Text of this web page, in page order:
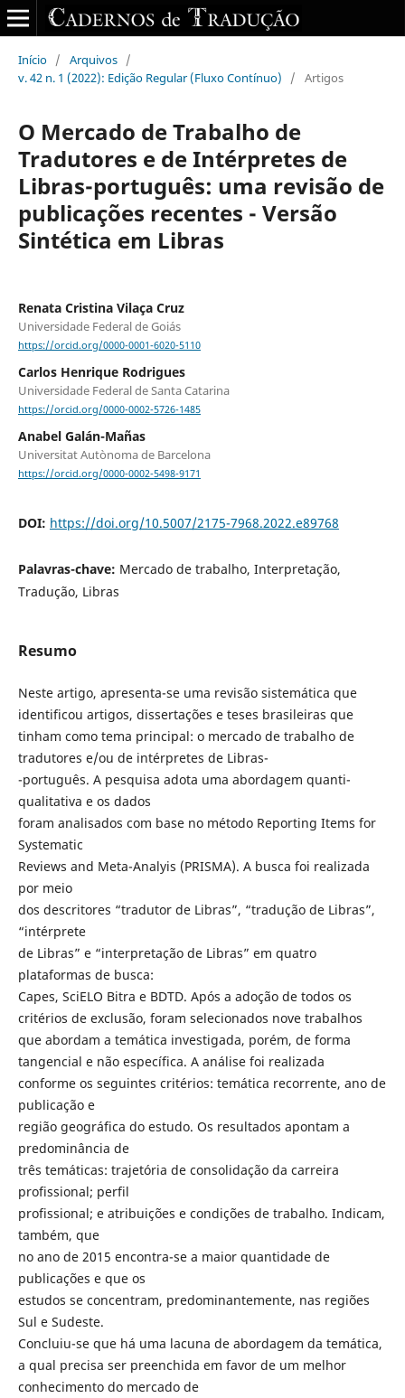
Início / Arquivos /
v. 42 n. 1 (2022): Edição Regular (Fluxo Contínuo)
/ Artigos
O Mercado de Trabalho de
Tradutores e de Intérpretes de
Libras-português: uma revisão de
publicações recentes - Versão
Sintética em Libras
Renata Cristina Vilaça Cruz
Universidade Federal de Goiás
https://orcid.org/0000-0001-6020-5110
Carlos Henrique Rodrigues
Universidade Federal de Santa Catarina
https://orcid.org/0000-0002-5726-1485
Anabel Galán-Mañas
Universitat Autònoma de Barcelona
https://orcid.org/0000-0002-5498-9171
DOI: https://doi.org/10.5007/2175-7968.2022.e89768
Palavras-chave: Mercado de trabalho, Interpretação,
Tradução, Libras
Resumo
Neste artigo, apresenta-se uma revisão sistemática que
identificou artigos, dissertações e teses brasileiras que
tinham como tema principal: o mercado de trabalho de
tradutores e/ou de intérpretes de Libras-
-português. A pesquisa adota uma abordagem quanti-
qualitativa e os dados
foram analisados com base no método Reporting Items for
Systematic
Reviews and Meta-Analyis (PRISMA). A busca foi realizada
por meio
dos descritores “tradutor de Libras”, “tradução de Libras”,
“intérprete
de Libras” e “interpretação de Libras” em quatro
plataformas de busca:
Capes, SciELO Bitra e BDTD. Após a adoção de todos os
critérios de exclusão, foram selecionados nove trabalhos
que abordam a temática investigada, porém, de forma
tangencial e não específica. A análise foi realizada
conforme os seguintes critérios: temática recorrente, ano de
publicação e
região geográfica do estudo. Os resultados apontam a
predominância de
três temáticas: trajetória de consolidação da carreira
profissional; perfil
profissional; e atribuições e condições de trabalho. Indicam,
também, que
no ano de 2015 encontra-se a maior quantidade de
publicações e que os
estudos se concentram, predominantemente, nas regiões
Sul e Sudeste.
Concluiu-se que há uma lacuna de abordagem da temática,
a qual precisa ser preenchida em favor de um melhor
conhecimento do mercado de